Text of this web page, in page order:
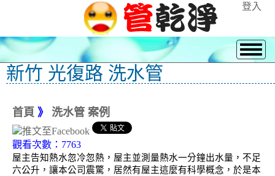
登入
新竹 光復路 洗水管
首頁 》 洗水管 案例
觀看次數：7763
屋主告知熱水忽冷忽熱，屋主並測量熱水一分鐘出水量，不足
六公升，讓本公司震驚，居然有屋主這麼有科學概念，於是本